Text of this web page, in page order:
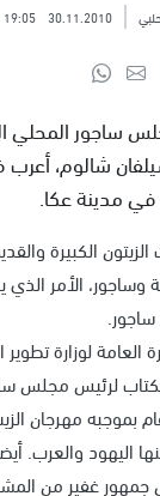
30.11.2010
19:05
ساجور المحلي
شالوم،
مدينة عكا.
الكبيرة
وساجور، الأمر
العامة لوزارة
بتاريخ 12/10/10 بكتاب
بموجبه مهرجان
اليهود والعرب.
جمهور غفير من